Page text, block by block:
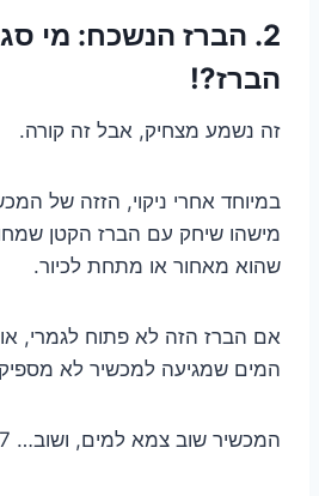
2. הברז הנשכח: מי
הברז?!
זה נשמע מצחיק, אבל זה קורה.
במיוחד אחרי ניקוי, הזזה של
מישהו שיחק עם הברז הקטן
שהוא מאחור או מתחת לכיור.
אם הברז הזה לא פתוח לגמרי,
המים שמגיעה למכשיר לא
המכשיר שוב צמא למים, ושוב… 57.